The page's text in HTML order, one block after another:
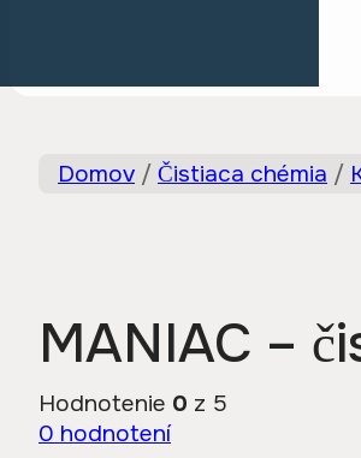
Domov / Čistiaca chémia /
MANIAC –
Hodnotenie 0 z 5
0 hodnotení